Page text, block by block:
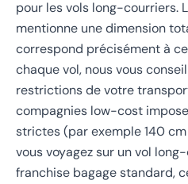
pour les vols long-courriers.
mentionne une dimension
correspond précisément à
chaque vol, nous vous
restrictions de votre
compagnies low-cost
strictes (par exemple 140
vous voyagez sur un vol
franchise bagage standard,